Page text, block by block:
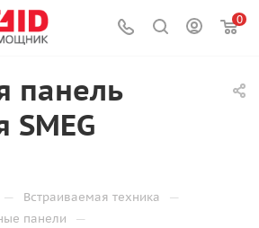
0
панель
SMEG
— Встраиваемая техника —
панели —